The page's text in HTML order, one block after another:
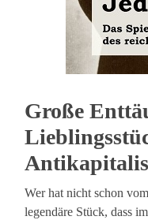
Große
Wer hat nicht schon
legendäre Stück, dass